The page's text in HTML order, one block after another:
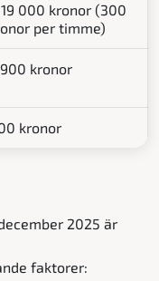
000 kronor (300
per timme)
kronor
kronor
2025 är
faktorer: